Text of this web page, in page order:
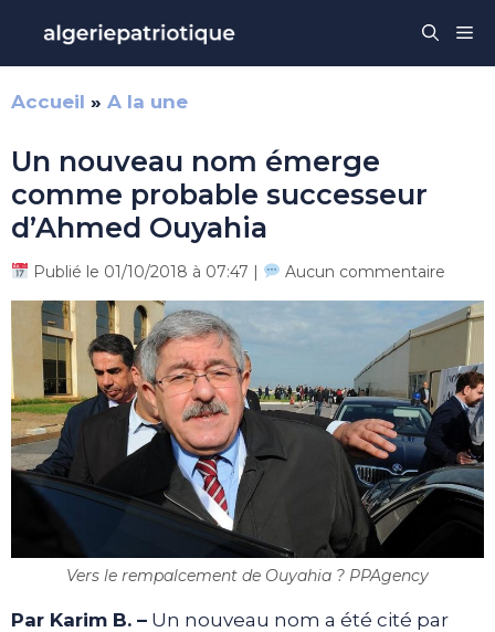
contenu
Accueil » A la une
Un nouveau nom émerge
comme probable successeur
d’Ahmed Ouyahia
Publié le 01/10/2018 à 07:47 | Aucun commentaire
Vers le rempalcement de Ouyahia ? PPAgency
Par Karim B. – Un nouveau nom a été cité par